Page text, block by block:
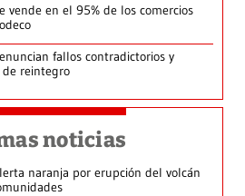
vende en el 95% de los comercios
fallos contradictorios y
de reintegro
noticias
naranja por erupción del volcán